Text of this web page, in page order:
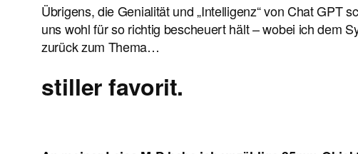
Übrigens, die Genialität und „Intelligenz“ von Chat GPT
uns wohl für so richtig bescheuert hält – wobei ich dem
zurück zum Thema…
stiller favorit.